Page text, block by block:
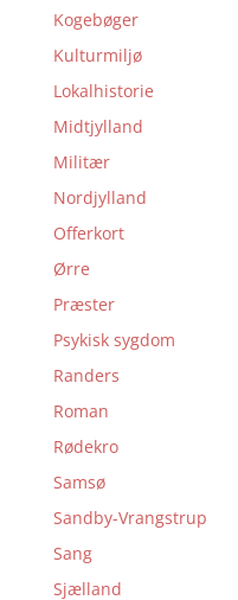
Kogebøger
Kulturmiljø
Lokalhistorie
Midtjylland
Militær
Nordjylland
Offerkort
Ørre
Præster
Psykisk sygdom
Randers
Roman
Rødekro
Samsø
Sandby-Vrangstrup
Sang
Sjælland